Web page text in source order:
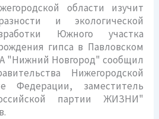
области изучит
и экологической
Южного участка
гипса в Павловском
"Нижний Новгород" сообщил
Нижегородской
Федерации, заместитель
партии ЖИЗНИ"